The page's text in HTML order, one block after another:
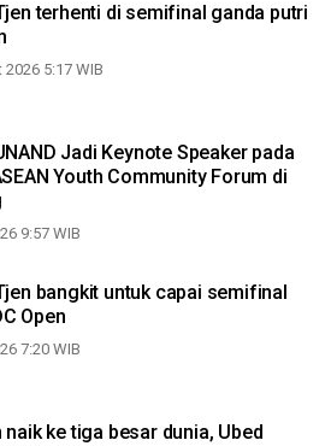
terhenti di semifinal ganda putri
5:17 WIB
Jadi Keynote Speaker pada
Youth Community Forum di
9:57 WIB
bangkit untuk capai semifinal
Open
7:20 WIB
naik ke tiga besar dunia, Ubed